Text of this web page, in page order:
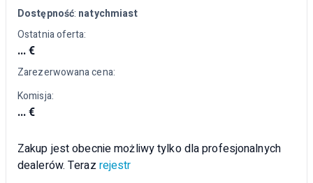
Dostępność: natychmiast
Ostatnia oferta:
... €
Zarezerwowana cena:
Komisja:
... €
Zakup jest obecnie możliwy tylko dla profesjonalnych
dealerów. Teraz rejestr